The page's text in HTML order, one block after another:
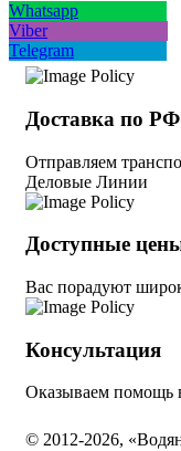
Whatsapp
Viber
Telegram
Доставка по РФ
Отправляем
Деловые Линии
Доступные
Вас порадуют
Консультация
Оказываем помощь
© 2012-2026,